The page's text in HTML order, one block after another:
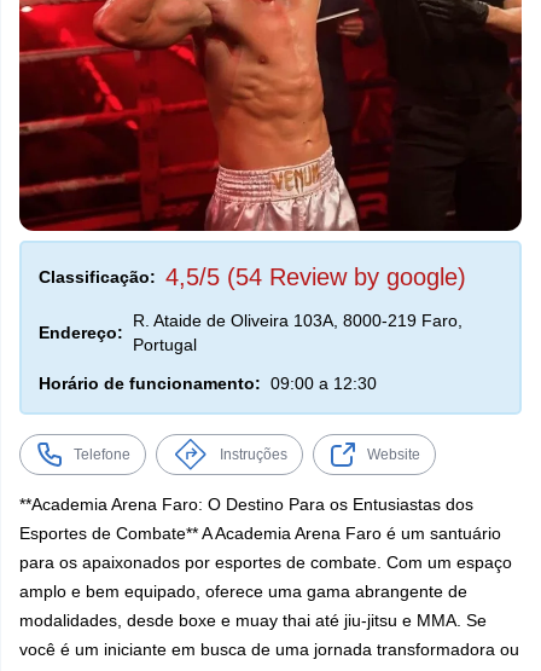
Classificação: 4,5/5 (54 Review by google)
Endereço:
R. Ataide de Oliveira 103A, 8000-219 Faro,
Portugal
Horário de funcionamento: 09:00 a 12:30
Telefone Instruções Website
**Academia Arena Faro: O Destino Para os Entusiastas dos
Esportes de Combate** A Academia Arena Faro é um santuário
para os apaixonados por esportes de combate. Com um espaço
amplo e bem equipado, oferece uma gama abrangente de
modalidades, desde boxe e muay thai até jiu-jitsu e MMA. Se
você é um iniciante em busca de uma jornada transformadora ou